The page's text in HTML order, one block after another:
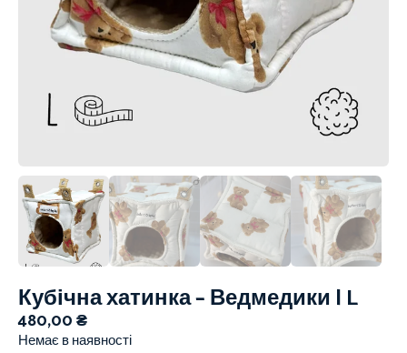
Кубічна хатинка – Ведмедики | L
480,00₴
Немає в наявності